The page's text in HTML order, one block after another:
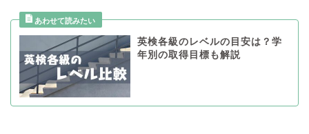
英検各級のレベルの目安は？学
年別の取得目標も解説